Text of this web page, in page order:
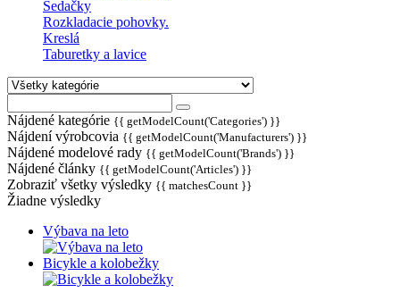
Sedačky
Rozkladacie pohovky.
Kreslá
Taburetky a lavice
Nájdené kategórie {{ getModelCount('Categories') }}
Nájdení výrobcovia {{ getModelCount('Manufacturers') }}
Nájdené modelové rady {{ getModelCount('Brands') }}
Nájdené články {{ getModelCount('Articles') }}
Zobraziť všetky výsledky {{ matchesCount }}
Žiadne výsledky
Výbava na leto
Bicykle a kolobežky